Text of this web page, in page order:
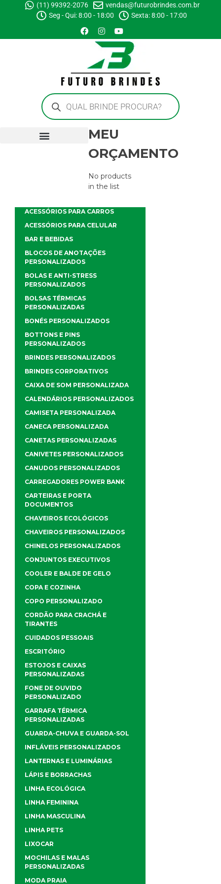
(11) 99392-2076
vendas@futurobrindes.com.br
Seg - Qui: 8:00 - 18:00
Sexta: 8:00 - 17:00
MEU
ORÇAMENTO
No products
in the list
ACESSÓRIOS PARA CARROS
ACESSÓRIOS PARA CELULAR
BAR E BEBIDAS
BLOCOS DE ANOTAÇÕES
PERSONALIZADOS
BOLAS E ANTI-STRESS
PERSONALIZADOS
BOLSAS TÉRMICAS
PERSONALIZADAS
BONÉS PERSONALIZADOS
BOTTONS E PINS
PERSONALIZADOS
BRINDES PERSONALIZADOS
BRINDES CORPORATIVOS
CAIXA DE SOM PERSONALIZADA
CALENDÁRIOS PERSONALIZADOS
CAMISETA PERSONALIZADA
CANECA PERSONALIZADA
CANETAS PERSONALIZADAS
CANIVETES PERSONALIZADOS
CANUDOS PERSONALIZADOS
CARREGADORES POWER BANK
CARTEIRAS E PORTA
DOCUMENTOS
CHAVEIROS ECOLÓGICOS
CHAVEIROS PERSONALIZADOS
CHINELOS PERSONALIZADOS
CONJUNTOS EXECUTIVOS
COOLER E BALDE DE GELO
COPA E COZINHA
COPO PERSONALIZADO
CORDÃO PARA CRACHÁ E
TIRANTES
CUIDADOS PESSOAIS
ESCRITÓRIO
ESTOJOS E CAIXAS
PERSONALIZADAS
FONE DE OUVIDO
PERSONALIZADO
GARRAFA TÉRMICA
PERSONALIZADAS
GUARDA-CHUVA E GUARDA-SOL
INFLÁVEIS PERSONALIZADOS
LANTERNAS E LUMINÁRIAS
LÁPIS E BORRACHAS
LINHA ECOLÓGICA
LINHA FEMININA
LINHA MASCULINA
LINHA PETS
LIXOCAR
MOCHILAS E MALAS
PERSONALIZADAS
MODA PRAIA